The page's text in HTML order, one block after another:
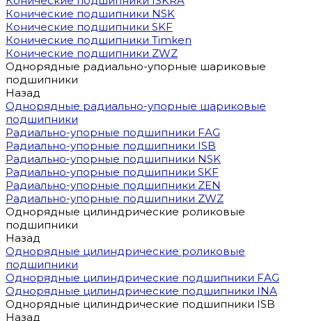
Конические подшипники NSK
Конические подшипники SKF
Конические подшипники Timken
Конические подшипники ZWZ
Однорядные радиально-упорные шариковые
подшипники
Назад
Однорядные радиально-упорные шариковые
подшипники
Радиально-упорные подшипники FAG
Радиально-упорные подшипники ISB
Радиально-упорные подшипники NSK
Радиально-упорные подшипники SKF
Радиально-упорные подшипники ZEN
Радиально-упорные подшипники ZWZ
Однорядные цилиндрические роликовые
подшипники
Назад
Однорядные цилиндрические роликовые
подшипники
Однорядные цилиндрические подшипники FAG
Однорядные цилиндрические подшипники INA
Однорядные цилиндрические подшипники ISB
Назад